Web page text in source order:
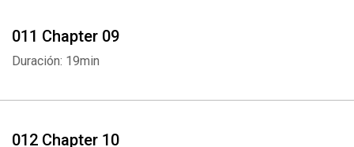
011 Chapter 09
Duración: 19min
012 Chapter 10